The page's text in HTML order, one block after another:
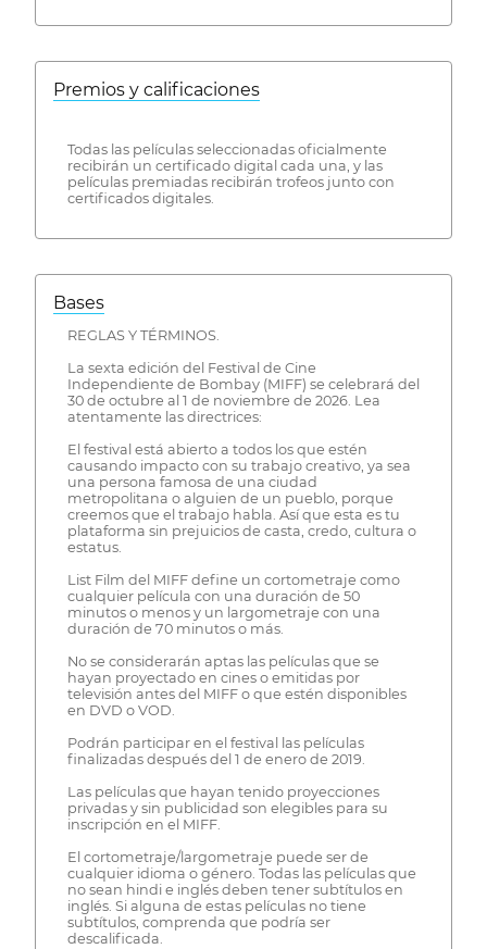
Premios y calificaciones
Todas las películas seleccionadas oficialmente
recibirán un certificado digital cada una, y las
películas premiadas recibirán trofeos junto con
certificados digitales.
Bases
REGLAS Y TÉRMINOS.
La sexta edición del Festival de Cine
Independiente de Bombay (MIFF) se celebrará del
30 de octubre al 1 de noviembre de 2026. Lea
atentamente las directrices:
El festival está abierto a todos los que estén
causando impacto con su trabajo creativo, ya sea
una persona famosa de una ciudad
metropolitana o alguien de un pueblo, porque
creemos que el trabajo habla. Así que esta es tu
plataforma sin prejuicios de casta, credo, cultura o
estatus.
List Film del MIFF define un cortometraje como
cualquier película con una duración de 50
minutos o menos y un largometraje con una
duración de 70 minutos o más.
No se considerarán aptas las películas que se
hayan proyectado en cines o emitidas por
televisión antes del MIFF o que estén disponibles
en DVD o VOD.
Podrán participar en el festival las películas
finalizadas después del 1 de enero de 2019.
Las películas que hayan tenido proyecciones
privadas y sin publicidad son elegibles para su
inscripción en el MIFF.
El cortometraje/largometraje puede ser de
cualquier idioma o género. Todas las películas que
no sean hindi e inglés deben tener subtítulos en
inglés. Si alguna de estas películas no tiene
subtítulos, comprenda que podría ser
descalificada.